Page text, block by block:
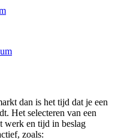
dan is het tijd dat je een
Het selecteren van een
werk en tijd in beslag
zoals: